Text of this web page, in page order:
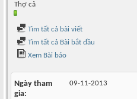
Thợ cả
Tìm tất cả bài viết
Tìm tất cả Bài bắt đầu
Xem Bài báo
Ngày tham
gia
09-11-2013